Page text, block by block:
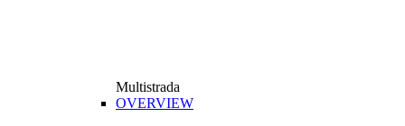
Multistrada
OVERVIEW